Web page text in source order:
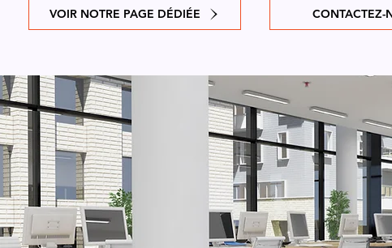
VOIR NOTRE PAGE DÉDIÉE CONTACTEZ-